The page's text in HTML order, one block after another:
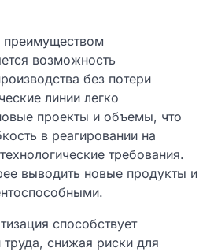
возможность
без потери
линии легко
проекты и объемы, что
в реагировании на
требования.
выводить новые продукты и
способствует
снижая риски для